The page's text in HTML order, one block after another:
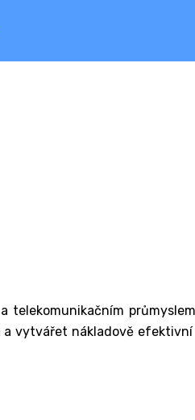
telekomunikačním
vytvářet nákladově